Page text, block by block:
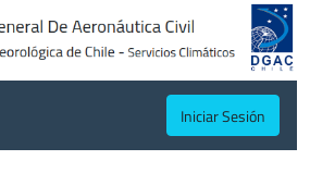
Iniciar Sesión